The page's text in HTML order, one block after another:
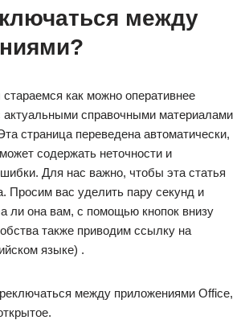
между
как можно оперативнее
актуальными справочными материалами
страница переведена автоматически,
содержать неточности и
Для нас важно, чтобы эта статья
Просим вас уделить пару секунд и
ли она вам, с помощью кнопок внизу
также приводим ссылку на
языке) .
между приложениями Office,